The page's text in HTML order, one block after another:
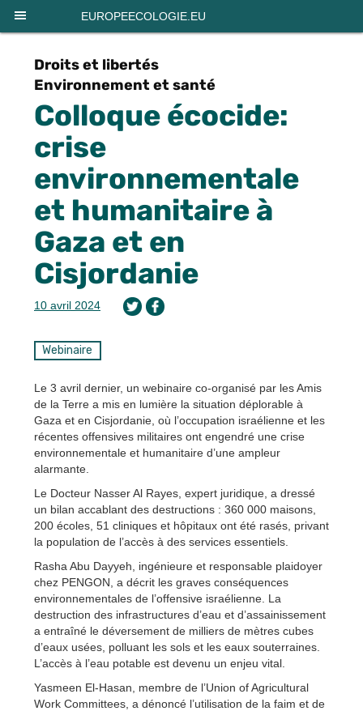
EUROPEECOLOGIE.EU
Droits et libertés
Environnement et santé
Colloque écocide:
crise
environnementale
et humanitaire à
Gaza et en
Cisjordanie
10 avril 2024
Webinaire
Le 3 avril dernier, un webinaire co-organisé par les Amis
de la Terre a mis en lumière la situation déplorable à
Gaza et en Cisjordanie, où l’occupation israélienne et les
récentes offensives militaires ont engendré une crise
environnementale et humanitaire d’une ampleur
alarmante.
Le Docteur Nasser Al Rayes, expert juridique, a dressé
un bilan accablant des destructions : 360 000 maisons,
200 écoles, 51 cliniques et hôpitaux ont été rasés, privant
la population de l’accès à des services essentiels.
Rasha Abu Dayyeh, ingénieure et responsable plaidoyer
chez PENGON, a décrit les graves conséquences
environnementales de l’offensive israélienne. La
destruction des infrastructures d’eau et d’assainissement
a entraîné le déversement de milliers de mètres cubes
d’eaux usées, polluant les sols et les eaux souterraines.
L’accès à l’eau potable est devenu un enjeu vital.
Yasmeen El-Hasan, membre de l’Union of Agricultural
Work Committees, a dénoncé l’utilisation de la faim et de